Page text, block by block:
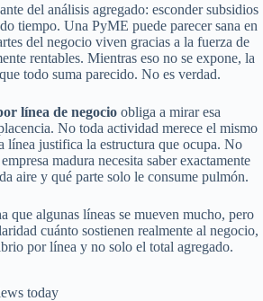
del análisis agregado: esconder subsidios
tiempo. Una PyME puede parecer sana en
del negocio viven gracias a la fuerza de
rentables. Mientras eso no se expone, la
todo suma parecido. No es verdad.
línea de negocio obliga a mirar esa
No toda actividad merece el mismo
línea justifica la estructura que ocupa. No
madura necesita saber exactamente
aire y qué parte solo le consume pulmón.
que algunas líneas se mueven mucho, pero
cuánto sostienen realmente al negocio,
por línea y no solo el total agregado.
today